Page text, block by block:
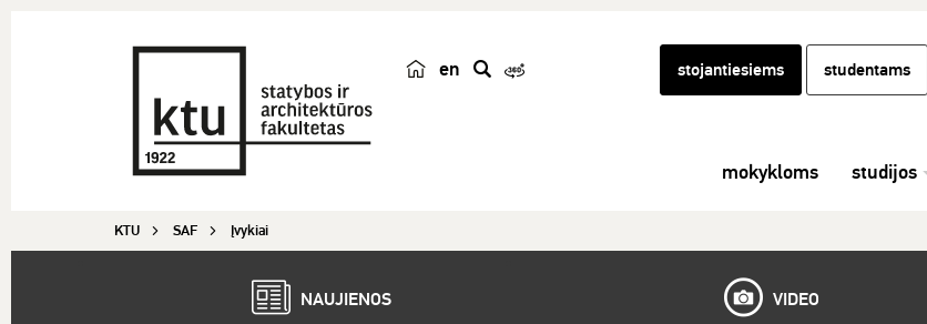
en stojantiesiems studentams
mokykloms studijos
KTU SAF Įvykiai
NAUJIENOS VIDEO